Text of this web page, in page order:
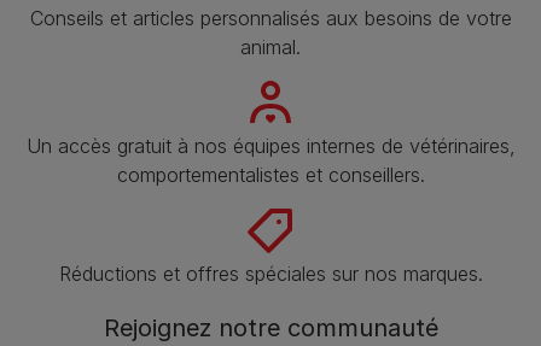
Conseils et articles personnalisés aux besoins de votre
animal​.
Un accès gratuit à nos équipes internes de vétérinaires,
comportementalistes et conseillers.
Réductions et offres spéciales sur nos marques.
Rejoignez notre communauté